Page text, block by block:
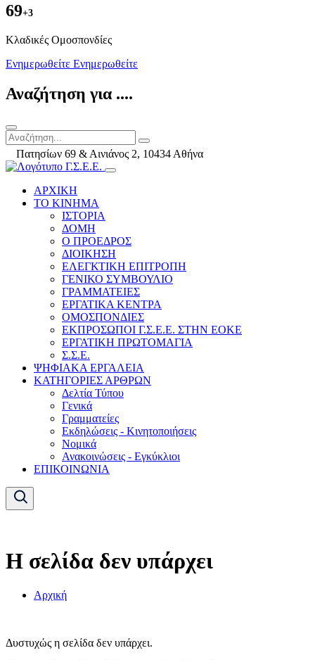
69+3
Kλαδικές Ομοσπονδίες
Ενημερωθείτε Ενημερωθείτε
Αναζήτηση για ....
Πατησίων 69 & Αινιάνος 2, 10434 Αθήνα
ΑΡΧΙΚΗ
ΤΟ ΚΙΝΗΜΑ
ΙΣΤΟΡΙΑ
ΔΟΜΗ
Ο ΠΡΟΕΔΡΟΣ
ΔΙΟΙΚΗΣΗ
ΕΛΕΓΚΤΙΚΗ ΕΠΙΤΡΟΠΗ
ΓΕΝΙΚΟ ΣΥΜΒΟΥΛΙΟ
ΓΡΑΜΜΑΤΕΙΕΣ
ΕΡΓΑΤΙΚΑ ΚΕΝΤΡΑ
ΟΜΟΣΠΟΝΔΙΕΣ
ΕΚΠΡΟΣΩΠΟΙ Γ.Σ.Ε.Ε. ΣΤΗΝ ΕΟΚΕ
ΕΡΓΑΤΙΚΗ ΠΡΩΤΟΜΑΓΙΑ
Σ.Σ.Ε.
ΨΗΦΙΑΚΑ ΕΡΓΑΛΕΙΑ
ΚΑΤΗΓΟΡΙΕΣ ΑΡΘΡΩΝ
Δελτία Τύπου
Γενικά
Γραμματείες
Εκδηλώσεις - Κινητοποιήσεις
Νομικά
Ανακοινώσεις - Εγκύκλιοι
ΕΠΙΚΟΙΝΩΝΙΑ
Η σελίδα δεν υπάρχει
Αρχική
Δυστυχώς η σελίδα δεν υπάρχει.